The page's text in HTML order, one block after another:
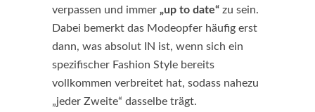
verpassen und immer „up to date“ zu sein.
Dabei bemerkt das Modeopfer häufig erst
dann, was absolut IN ist, wenn sich ein
spezifischer Fashion Style bereits
vollkommen verbreitet hat, sodass nahezu
„jeder Zweite“ dasselbe trägt.